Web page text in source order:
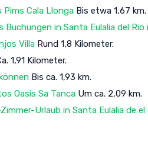
Cala Llonga Bis etwa 1,67 km.
Buchungen in Santa Eulalia del Rio
Villa Rund 1,8 Kilometer.
1,91 Kilometer.
Bis ca. 1,93 km.
Oasis Sa Tanca Um ca. 2,09 km.
Urlaub in Santa Eulalia de